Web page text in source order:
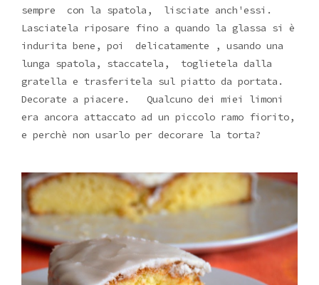
sempre con la spatola, lisciate anch'essi.
Lasciatela riposare fino a quando la glassa si è
indurita bene, poi delicatamente , usando una
lunga spatola, staccatela, toglietela dalla
gratella e trasferitela sul piatto da portata.
Decorate a piacere. Qualcuno dei miei limoni
era ancora attaccato ad un piccolo ramo fiorito,
e perchè non usarlo per decorare la torta?